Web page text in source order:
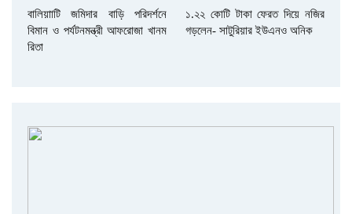
বালিয়াাটি জমিদার বাড়ি পরিদর্শনে
বিমান ও পর্যটনমন্ত্রী আফরোজা খানম
রিতা
১.২২ কোটি টাকা ফেরত দিয়ে নজির
গড়লেন- সাটুরিয়ার ইউএনও অনিক